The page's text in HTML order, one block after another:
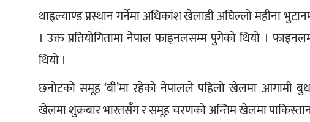
थाइल्याण्ड प्रस्थान गर्नेमा अधिकांश खेलाडी अघिल्लो महीना
। उक्त प्रतियोगितामा नेपाल फाइनलसम्म पुगेको थियो ।
थियो ।
छनोटको समूह ‘बी’मा रहेको नेपालले पहिलो खेलमा आगामी
खेलमा शुक्रबार भारतसँग र समूह चरणको अन्तिम खेलमा